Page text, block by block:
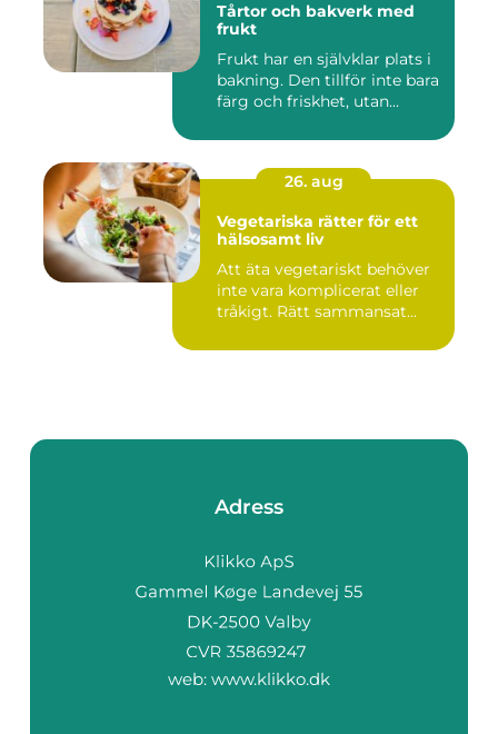
Tårtor och bakverk med
frukt
Frukt har en självklar plats i
bakning. Den tillför inte bara
färg och friskhet, utan...
26. aug
Vegetariska rätter för ett
hälsosamt liv
Att äta vegetariskt behöver
inte vara komplicerat eller
tråkigt. Rätt sammansat...
Adress
web: www.klikko.dk